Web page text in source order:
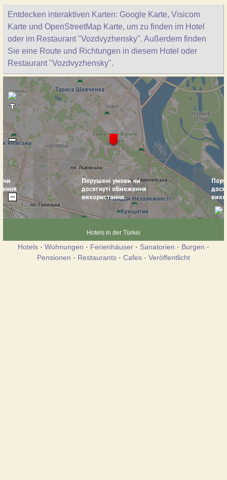
Entdecken interaktiven Karten: Google Karte, Visicom
Karte und OpenStreetMap Karte, um zu finden im Hotel
oder im Restaurant "Vozdvyzhensky". Außerdem finden
Sie eine Route und Richtungen in diesem Hotel oder
Restaurant "Vozdvyzhensky".
Hotels in der Türkei
Hotels · Wohnungen · Ferienhäuser · Sanatorien · Burgen ·
Pensionen · Restaurants · Cafes · Veröffentlicht